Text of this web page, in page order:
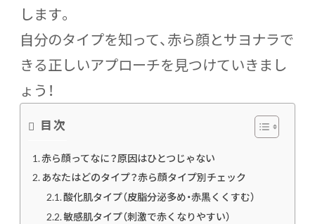
します。
自分のタイプを知って、赤ら顔とサヨナラで
きる正しいアプローチを見つけていきまし
ょう！
目次
赤ら顔ってなに？原因はひとつじゃない
あなたはどのタイプ？赤ら顔タイプ別チェック
酸化肌タイプ（皮脂分泌多め・赤黒くくすむ）
敏感肌タイプ（刺激で赤くなりやすい）